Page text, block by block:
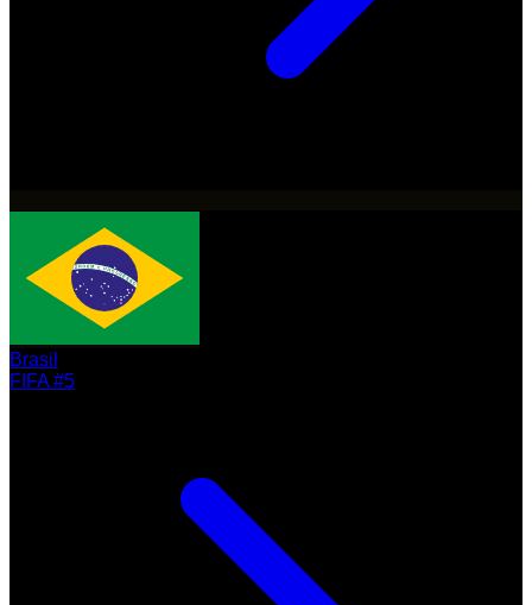
Brasil
FIFA #5